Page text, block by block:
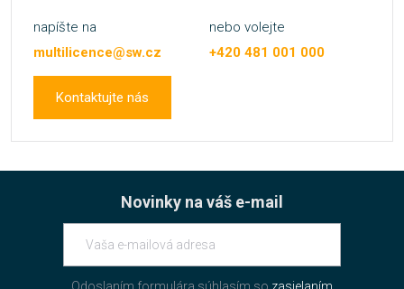
napíšte na
multilicence@sw.cz
nebo volejte
+420 481 001 000
Kontaktujte nás
Novinky na váš e-mail